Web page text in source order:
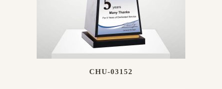
CHU-03152